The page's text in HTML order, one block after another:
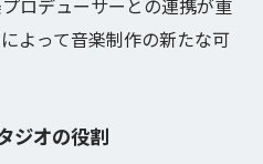
が開く新たな音楽の可能
新境地
ロデューサーとの連携が重
よって音楽制作の新たな可
ジオの役割